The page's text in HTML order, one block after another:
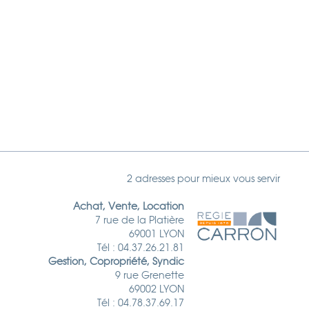
2 adresses pour mieux vous servir
Achat, Vente, Location
7 rue de la Platière
69001 LYON
Tél : 04.37.26.21.81
Gestion, Copropriété, Syndic
9 rue Grenette
69002 LYON
Tél : 04.78.37.69.17